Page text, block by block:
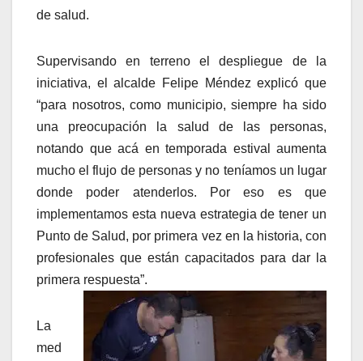
de salud.
Supervisando en terreno el despliegue de la
iniciativa, el alcalde Felipe Méndez explicó que
“para nosotros, como municipio, siempre ha sido
una preocupación la salud de las personas,
notando que acá en temporada estival aumenta
mucho el flujo de personas y no teníamos un lugar
donde poder atenderlos. Por eso es que
implementamos esta nueva estrategia de tener un
Punto de Salud, por primera vez en la historia, con
profesionales que están capacitados para dar la
primera respuesta”.
La
med